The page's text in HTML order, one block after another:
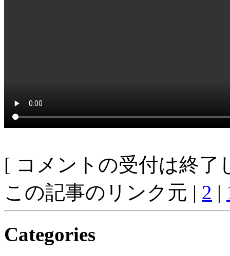
[ コメントの受付は終了
この記事のリンク元 | 2 |
Categories